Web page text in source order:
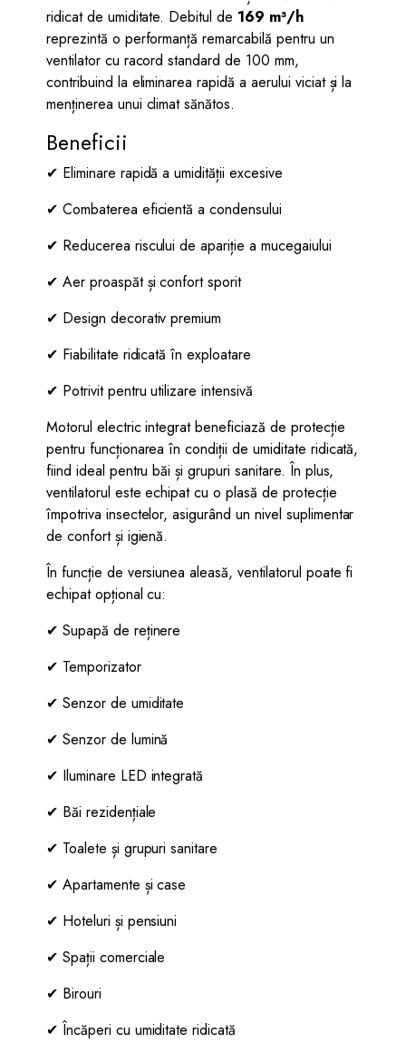
ridicat de umiditate. Debitul de 169 m³/h
reprezintă o performanță remarcabilă pentru un
ventilator cu racord standard de 100 mm,
contribuind la eliminarea rapidă a aerului viciat și la
menținerea unui climat sănătos.
Beneficii
✔ Eliminare rapidă a umidității excesive
✔ Combaterea eficientă a condensului
✔ Reducerea riscului de apariție a mucegaiului
✔ Aer proaspăt și confort sporit
✔ Design decorativ premium
✔ Fiabilitate ridicată în exploatare
✔ Potrivit pentru utilizare intensivă
Motorul electric integrat beneficiază de protecție
pentru funcționarea în condiții de umiditate ridicată,
fiind ideal pentru băi și grupuri sanitare. În plus,
ventilatorul este echipat cu o plasă de protecție
împotriva insectelor, asigurând un nivel suplimentar
de confort și igienă.
În funcție de versiunea aleasă, ventilatorul poate fi
echipat opțional cu:
✔ Supapă de reținere
✔ Temporizator
✔ Senzor de umiditate
✔ Senzor de lumină
✔ Iluminare LED integrată
✔ Băi rezidențiale
✔ Toalete și grupuri sanitare
✔ Apartamente și case
✔ Hoteluri și pensiuni
✔ Spații comerciale
✔ Birouri
✔ Încăperi cu umiditate ridicată